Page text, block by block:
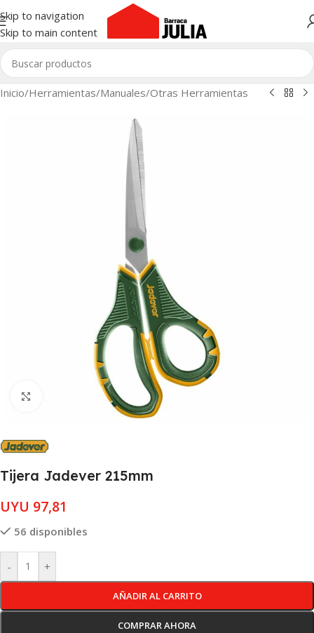
Skip to navigation
Skip to main content
Inicio/Herramientas/Manuales/Otras Herramientas
Clic para ampliar
Tijera Jadever 215mm
UYU 97,81
56 disponibles
- +
AÑADIR AL CARRITO
COMPRAR AHORA